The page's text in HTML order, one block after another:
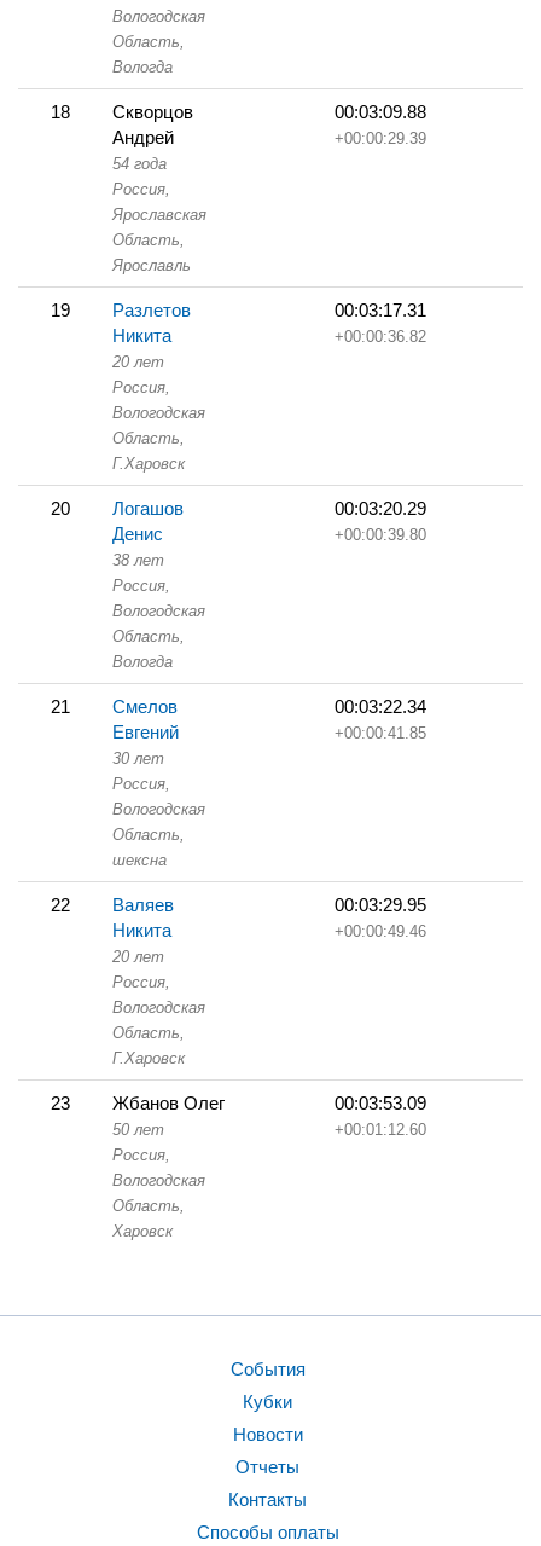
Вологодская
Область,
Вологда
18
Скворцов
Андрей
54 года
Россия,
Ярославская
Область,
Ярославль
00:03:09.88
+00:00:29.39
19
Разлетов
Никита
20 лет
Россия,
Вологодская
Область,
Г.Харовск
00:03:17.31
+00:00:36.82
20
Логашов
Денис
38 лет
Россия,
Вологодская
Область,
Вологда
00:03:20.29
+00:00:39.80
21
Смелов
Евгений
30 лет
Россия,
Вологодская
Область,
шексна
00:03:22.34
+00:00:41.85
22
Валяев
Никита
20 лет
Россия,
Вологодская
Область,
Г.Харовск
00:03:29.95
+00:00:49.46
23 Жбанов Олег
50 лет
Россия,
Вологодская
Область,
Харовск
00:03:53.09
+00:01:12.60
События
Кубки
Новости
Отчеты
Контакты
Способы оплаты